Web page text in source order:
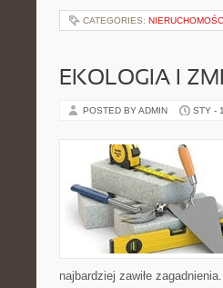
CATEGORIES:
EKOLOGIA I
POSTED BY ADMIN STY -
najbardziej zawiłe